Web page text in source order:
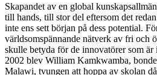
Skapandet av en global
till hands, till stor del eftersom det
inte ens sett början på dess potential.
världsomspännande nätverk av fri och
skulle betyda för de innovatörer som
2002 blev William Kamkwamba,
Malawi, tvungen att hoppa av skolan